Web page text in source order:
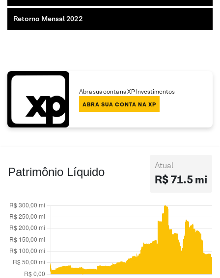
Retorno Mensal 2022
Abra sua conta na XP Investimentos
ABRA SUA CONTA NA XP
Patrimônio Líquido Atual
R$ 71.5 mi